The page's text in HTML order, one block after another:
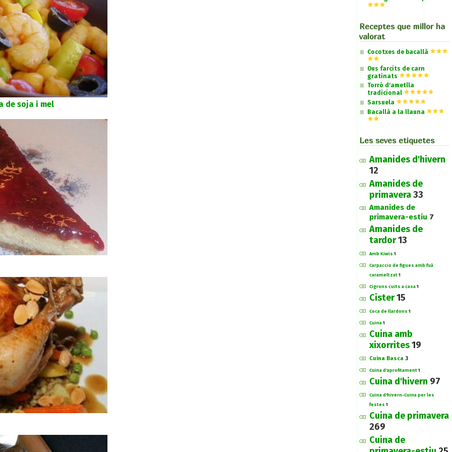
de soja i mel
Receptes que millor ha
valorat
Cocotxes de bacallà
Ous farcits de carn
gratinats
Torró d'ametlla
tradicional
Sarsuela
Bacallà a la llauna
Les seves etiquetes
Amanides d'hivern
12
Amanides de
primavera33
Amanides de
primavera-estiu 7
Amanides de
tardor13
Amb Kiwis 1
Carpaccio de figues amb fuà
carameltzat 1
Cigrons cuits a casa 1
Cister15
Coca de llardons 1
Cuina 1
Cuina amb
xixorrites19
Cuina Basca 3
Cuina d'aprofitament 1
Cuina d'hivern 97
Cuina d'hivern-Cuina per les
festes 1
Cuina de primavera
269
Cuina de